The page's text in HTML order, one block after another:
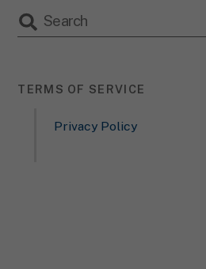
TERMS OF SERVICE
Privacy Policy